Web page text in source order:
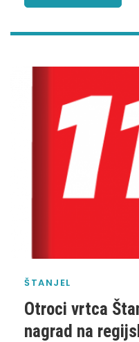
ŠTANJEL
Otroci vrtca
nagrad na